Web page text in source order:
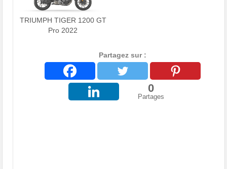
TRIUMPH TIGER 1200 GT
Pro 2022
Partagez sur :
0
Partages